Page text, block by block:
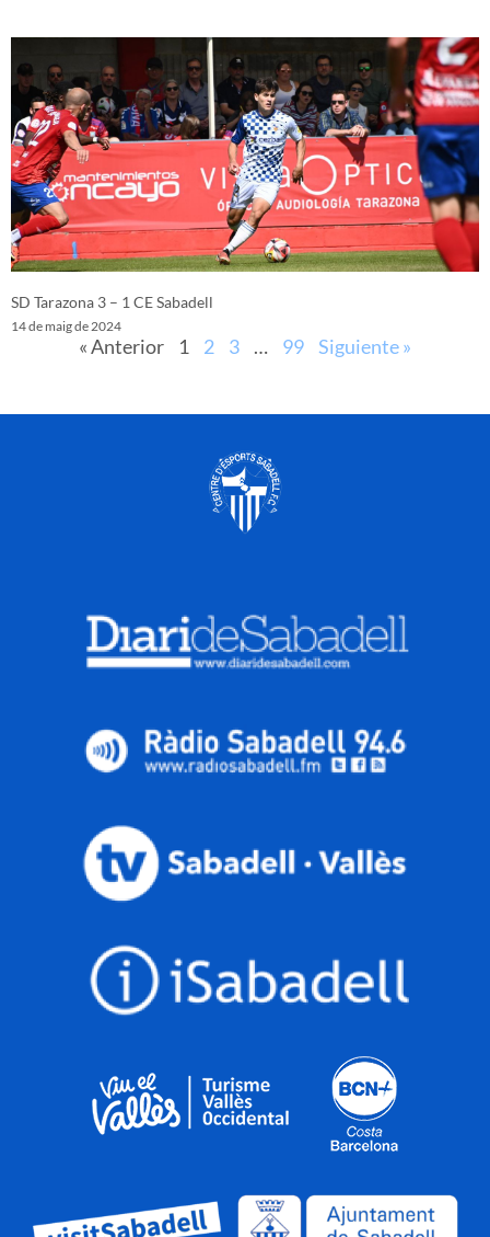
SD Tarazona 3 – 1 CE Sabadell
14 de maig de 2024
« Anterior 1 2 3 … 99 Siguiente »